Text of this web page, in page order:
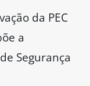
da PEC
a
Segurança